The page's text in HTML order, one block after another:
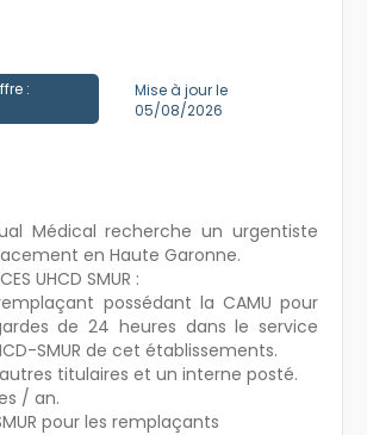
:
Mise à jour le
05/08/2026
Médical recherche un urgentiste
en Haute Garonne.
UHCD SMUR :
possédant la CAMU pour
de 24 heures dans le service
SMUR de cet établissements.
titulaires et un interne posté.
/ an.
pour les remplaçants